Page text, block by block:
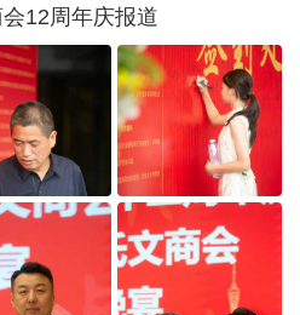
12周年庆报道